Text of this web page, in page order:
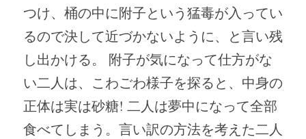
つけ、桶の中に附子という猛毒が入ってい
るので決して近づかないように、と言い残
し出かける。 附子が気になって仕方がな
い二人は、こわごわ様子を探ると、中身の
正体は実は砂糖! 二人は夢中になって全部
食べてしまう。言い訳の方法を考えた二人